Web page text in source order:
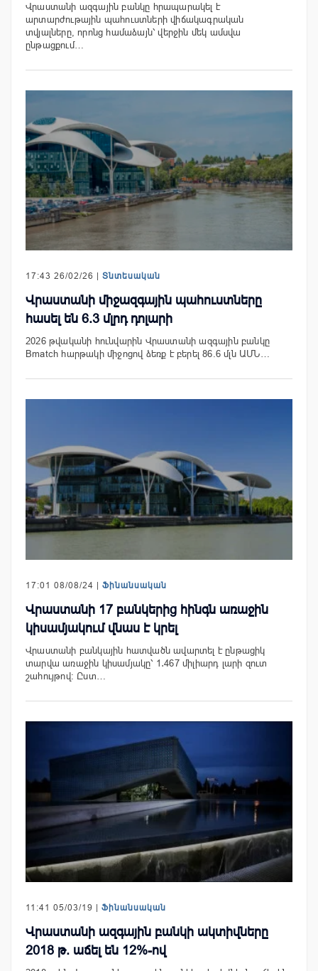
Վրաստանի ազգային բանկը հրապարակել է
արտարժութային պահուստների վիճակագրական
տվյալները, որոնց համաձայն՝ վերջին մեկ ամսվա
ընթացքում…
17:43 26/02/26 | Տնտեսական
Վրաստանի միջազգային պահուստները
հասել են 6.3 մլրդ դոլարի
2026 թվականի հունվարին Վրաստանի ազգային բանկը
Bmatch հարթակի միջոցով ձեռք է բերել 86.6 մլն ԱՄՆ…
17:01 08/08/24 | Ֆինանսական
Վրաստանի 17 բանկերից հինգն առաջին
կիսամյակում վնաս է կրել
Վրաստանի բանկային հատվածն ավարտել է ընթացիկ
տարվա առաջին կիսամյակը՝ 1․467 միլիարդ լարի զուտ
շահույթով: Ըստ…
11:41 05/03/19 | Ֆինանսական
Վրաստանի ազգային բանկի ակտիվները
2018 թ. աճել են 12%-ով